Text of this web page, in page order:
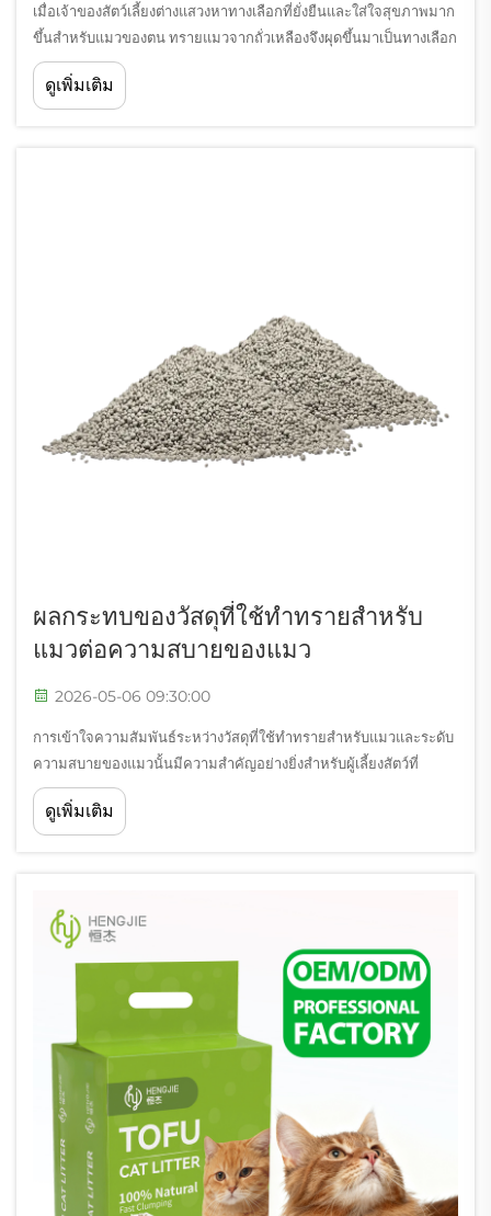
เมื่อเจ้าของสัตว์เลี้ยงต่างแสวงหาทางเลือกที่ยั่งยืนและใส่ใจสุขภาพมาก
ขึ้นสำหรับแมวของตน ทรายแมวจากถั่วเหลืองจึงผุดขึ้นมาเป็นทางเลือก
ใหม่ที่ปฏิวัติวงการแทนผลิตภัณฑ์ที่ทำจากดินเหนียวแบบดั้งเดิม ทาง
เลือกที่ผลิตจากพืชชนิดนี้มอบข้อได้เปรียบที่โดดเด่นซึ่ง...
ดูเพิ่มเติม
ผลกระทบของวัสดุที่ใช้ทำทรายสำหรับ
แมวต่อความสบายของแมว
2026-05-06 09:30:00
การเข้าใจความสัมพันธ์ระหว่างวัสดุที่ใช้ทำทรายสำหรับแมวและระดับ
ความสบายของแมวนั้นมีความสำคัญอย่างยิ่งสำหรับผู้เลี้ยงสัตว์ที่
ต้องการจัดเตรียมสภาพแวดล้อมในการดำรงชีวิตที่ดีที่สุดให้กับแมวของ
ตน ประเภทของทรายสำหรับแมวที่คุณเลือกใช้นั้นส่งผลโดยตรงต่อ
ดูเพิ่มเติม